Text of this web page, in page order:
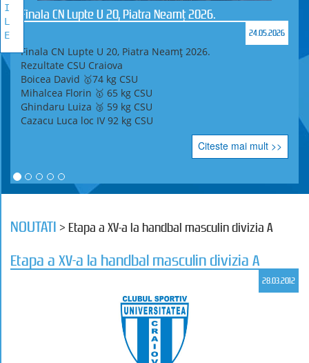
Finala CN Lupte U 20, Piatra Neamț 2026.
24.05.2026
Finala CN Lupte U 20, Piatra Neamț 2026.
Rezultate CSU Craiova
Boicea David 🥇74 kg CSU
Mihalcea Florin 🥇 65 kg CSU
Ghindaru Luiza 🥉 59 kg CSU
Cazacu Luca loc IV 92 kg CSU
Citeste mai mult >>
NOUTATI > Etapa a XV-a la handbal masculin divizia A
Etapa a XV-a la handbal masculin divizia A
28.03.2012
I
L
E